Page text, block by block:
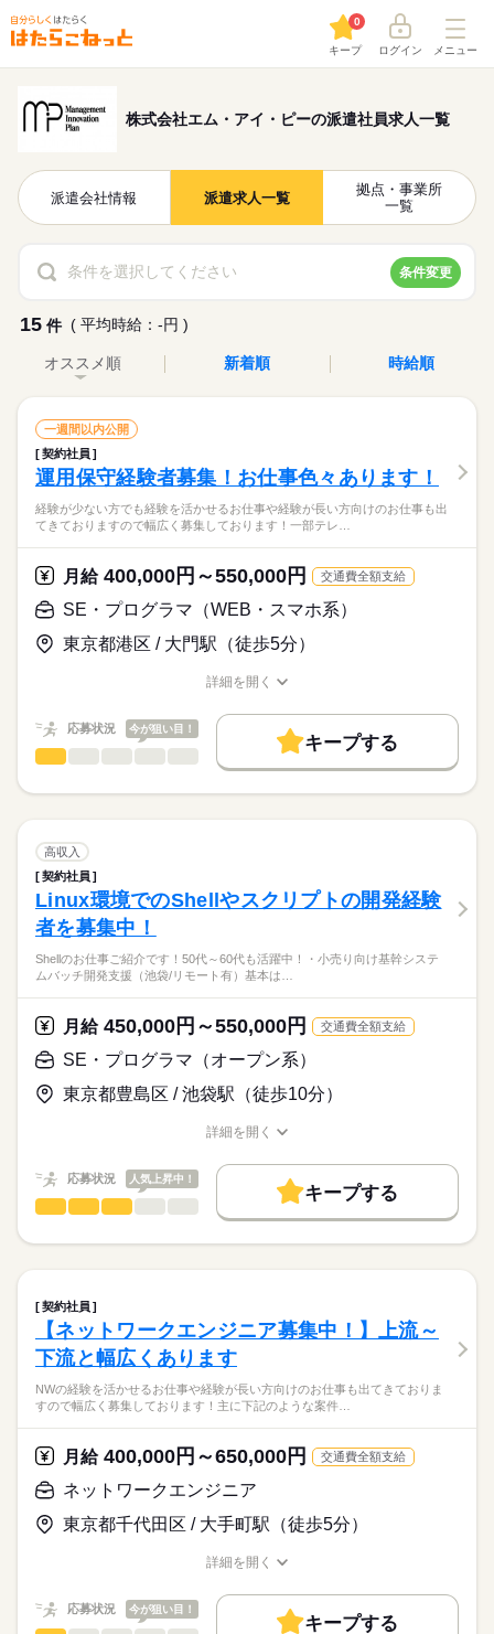
キープ
0
ログイン メニュー
株式会社エム・アイ・ピーの派遣社員求人一覧
派遣会社情報 派遣求人一覧
拠点・事業所
一覧
条件を選択してください 条件変更
15 件 ( 平均時給：-円 )
オススメ順 新着順 時給順
一週間以内公開
契約社員
運用保守経験者募集！お仕事色々あります！
経験が少ない方でも経験を活かせるお仕事や経験が長い方向けのお仕事も出
てきておりますので幅広く募集しております！一部テレ…
月給400,000円～550,000円 交通費全額支給
SE・プログラマ（WEB・スマホ系）
東京都港区 / 大門駅（徒歩5分）
多い年齢層 低い
男女の割合 男性 女性
業界 IT・通信関連
これからスキルアップを目指して行きたい方から
今まで培ってきた経験を生かして今後も活躍していきたいベテ
ランの方まで幅広く募集してます！
お顔合わせについてもwebでも行っております！
20代活躍
30代活躍 40代活躍 50代活躍
募集条件
就業時間・曜日
土日祝休
働き方・環境
服装自由
禁煙・分煙
続きを読む
SE・プログラマ（WEB・スマホ系）
一部テレワークのお仕事もございます！
主に下記のような案件があります！
（7/30更新）
→下記業務をお任せします！
・サーバー運用保守（WindowsサーバやLinuxコマンド発行やシ
・AWS構築（要件定義・インフラ設計・ネットワーク設計・構
・AWS運用（要件定義・運用設計・構築・保守）
・顧客対応（AWS構築や運用についてのアドバイスや留意点を
伝え、課題・問題解決策を提示）
社団法人/インフラ運用・保守業務（基本常駐）
→社団法人様向けのインフラ基盤における運用・保守業務全般
をご担当いただきます。
日常的な問い合わせ対応から、障害・インシデント発生時の原
因調査・対応、必要に応じたシステム追加開発まで幅広くご対
もちろん上記お仕事以外にも記載できないお仕事もありますの
でご応募お待ちしております！
応募資格
運用保守経験者
給与 月給
スキル見合い
休日・休暇
土日祝休み
>詳しい募集要項をすべて見る
応募する
詳細を開く
応募状況 今が狙い目！
キープする
高収入
契約社員
Linux環境でのShellやスクリプトの開発経験
者を募集中！
Shellのお仕事ご紹介です！50代～60代も活躍中！・小売り向け基幹システ
ムバッチ開発支援（池袋/リモート有）基本は…
月給450,000円～550,000円 交通費全額支給
SE・プログラマ（オープン系）
東京都豊島区 / 池袋駅（徒歩10分）
多い年齢層 低い
男女の割合 男性 女性
業界 IT・通信関連
Linux環境でのShellの経験者募集中！
50代～60代も活躍中です！
B-shell,C-Shell,PowerShellなど複数ございます！
お仕事の特徴
基本特徴
SE・プログラマ（オープン系）
・小売り向け基幹システムバッチ開発支援（池袋/リモート有）
基本はベースのPKGがある開発なので大規模な開発はなく、
導入後のテストとそこからでてきた修正部分をバグ修正や改修
するのがメインで担当
ます。
一部PHPも有り
その他にもShell関連のお仕事複数ございます！
・共同システムにおける共通基盤維持（品川/常駐）
仕様書の作成経験
Linux操作及びWindows操作が可能な方
シェルやバッチファイルのコーディング経験
・証券システムの開発支援（茅場町/常駐）
続きを読む
応募資格
各種Shellの開発経験者（何かしらで可）
運用保守関連での経験者も歓迎！
給与 月給
スキル見合い
9：00～18：00
応募する
詳細を開く
応募状況 人気上昇中！
キープする
契約社員
【ネットワークエンジニア募集中！】上流～
下流と幅広くあります
NWの経験を活かせるお仕事や経験が長い方向けのお仕事も出てきておりま
すので幅広く募集しております！主に下記のような案件…
月給400,000円～650,000円 交通費全額支給
ネットワークエンジニア
東京都千代田区 / 大手町駅（徒歩5分）
詳細を開く
応募状況 今が狙い目！
キープする